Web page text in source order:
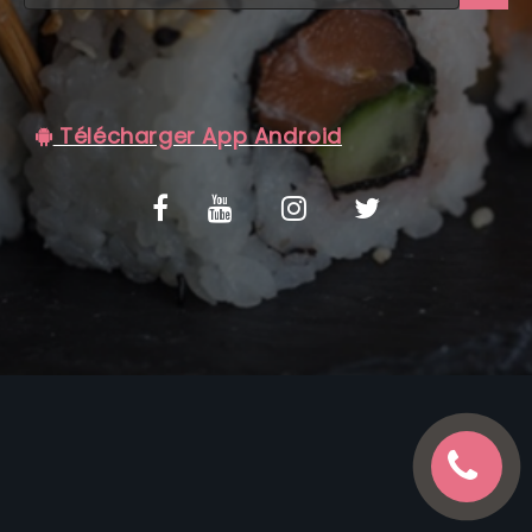
C.G.V
Télécharger App Android